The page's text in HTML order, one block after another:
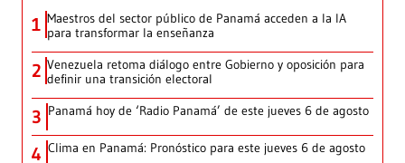
1 Maestros del sector público de Panamá acceden a la IA
para transformar la enseñanza
2 Venezuela retoma diálogo entre Gobierno y oposición para
definir una transición electoral
3 Panamá hoy de ‘Radio Panamá’ de este jueves 6 de agosto
4 Clima en Panamá: Pronóstico para este jueves 6 de agosto